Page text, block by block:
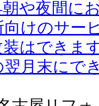
や夜間に
けのサー
はできま
月末にで